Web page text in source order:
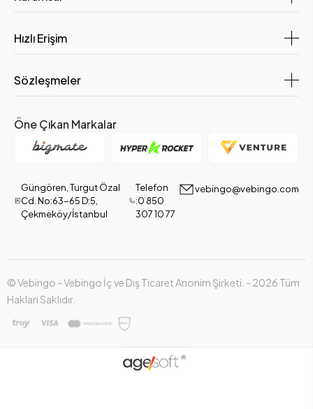
Hızlı Erişim
Sözleşmeler
Öne Çıkan Markalar
Güngören, Turgut Özal
Cd. No:63-65 D:5,
Çekmeköy/İstanbul
Telefon
:0 850
307 10 77
vebingo@vebingo.com
© Vebingo - Vebingo İç ve Dış Ticaret Anonim Şirketi. - 2026 Tüm
Hakları Saklıdır.